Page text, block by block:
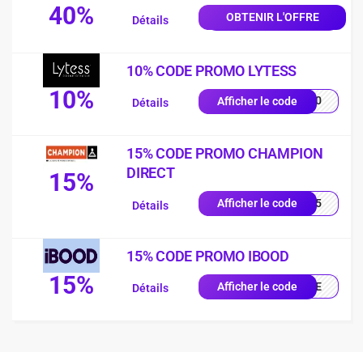
40% OBTENIR L'OFFRE
Détails
10%
10% CODE PROMO LYTESS
Afficher le codeSS10
Détails
15%
15% CODE PROMO CHAMPION
DIRECT
Afficher le codeUE15
Détails
15%
15% CODE PROMO IBOOD
Afficher le codeIQUE
Détails